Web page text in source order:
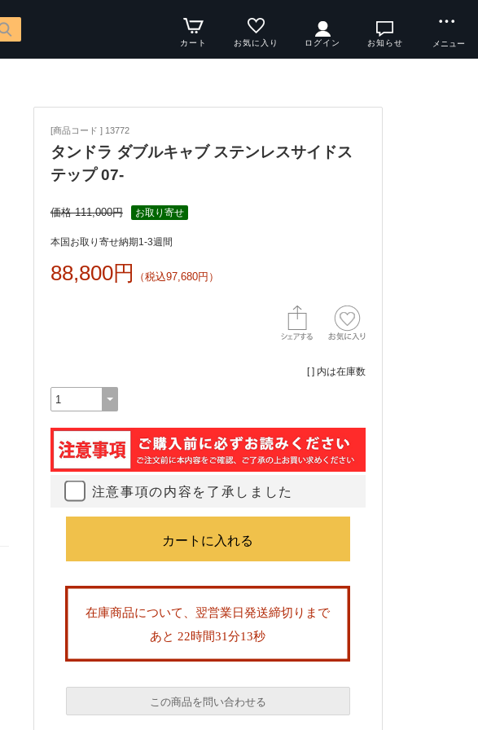
カート お気に入り ログイン お知らせ メニュー
[商品コード ] 13772
タンドラ ダブルキャブ ステンレスサイドス
テップ 07-
価格 111,000円 お取り寄せ
本国お取り寄せ納期1-3週間
88,800円 （税込97,680円）
[ ] 内は在庫数
注意事項の内容を了承しました
在庫商品について、翌営業日発送締切りまで
あと 22時間31分13秒
この商品を問い合わせる